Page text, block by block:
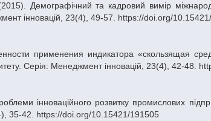
інновацій, 23(4), 49-57. https://doi.org/
Серія: Менеджмент інновацій, 23(4), 42-48.
35-42. https://doi.org/10.15421/191505